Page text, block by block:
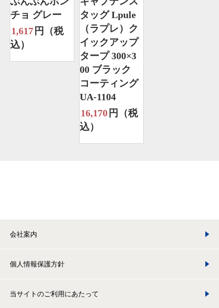
チョ グレー
1,617 円（税
込）
タッグ Lpule
（ラプレ）ク
イックアップ
タープ 300×3
00 ブラック
コーティング
UA-1104
16,170 円（税
込）
会社案内
個人情報保護方針
当サイトのご利用にあたって